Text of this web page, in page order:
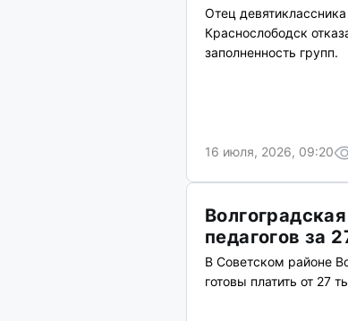
Отец
Краснослободск
заполненность групп.
16 июля, 2026, 09:20
педагогов за
В Советском районе
готовы платить от 27